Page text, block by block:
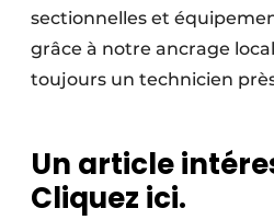
sectionnelles et
grâce à notre ancrage
toujours un technicien
Un article
Cliquez ici.